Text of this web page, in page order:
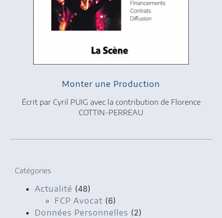
Monter une Production
Écrit par Cyril PUIG avec la contribution de Florence
COTTIN-PERREAU
Catégories
Actualité (48)
FCP Avocat (6)
Données Personnelles (2)